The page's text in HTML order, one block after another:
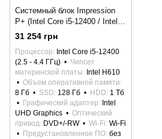
Системный блок Impression
P+ (Intel Core i5-12400 / Intel
H610 / DDR4 8Gb 3200 / SSD
128Gb / HDD 1Tb / DVD+-RW /
400W / Wi-Fi)
31 254 грн
Процессор
Intel Core i5-12400
(2.5 - 4.4 ГГц)
Чипсет
материнской платы
Intel H610
Объем оперативной памяти
8 Гб
SSD 128 Гб HDD 1 Тб
Графический адаптер
Intel
UHD Graphics
Оптический
привод DVD+/-RW Wi-Fi Wi-Fi
Предустановленное ПО без